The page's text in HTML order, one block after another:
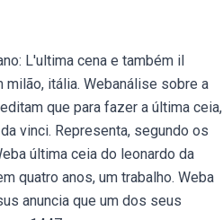
L'ultima cena e também il
itália. Webanálise sobre a
que para fazer a última ceia,
vinci. Representa, segundo os
última ceia do leonardo da
quatro anos, um trabalho. Weba
anuncia que um dos seus